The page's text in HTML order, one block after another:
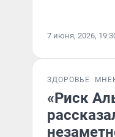
7 июня, 2026,
ЗДОРОВЬЕ
«Риск